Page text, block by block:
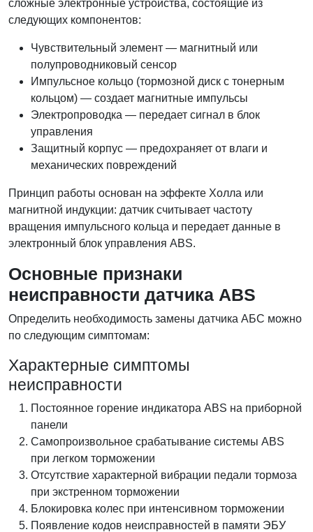
сложные электронные устройства, состоящие из
следующих компонентов:
Чувствительный элемент — магнитный или
полупроводниковый сенсор
Импульсное кольцо (тормозной диск с тонерным
кольцом) — создает магнитные импульсы
Электропроводка — передает сигнал в блок
управления
Защитный корпус — предохраняет от влаги и
механических повреждений
Принцип работы основан на эффекте Холла или
магнитной индукции: датчик считывает частоту
вращения импульсного кольца и передает данные в
электронный блок управления ABS.
Основные признаки
неисправности датчика ABS
Определить необходимость замены датчика АБС можно
по следующим симптомам:
Характерные симптомы
неисправности
Постоянное горение индикатора ABS на приборной
панели
Самопроизвольное срабатывание системы ABS
при легком торможении
Отсутствие характерной вибрации педали тормоза
при экстренном торможении
Блокировка колес при интенсивном торможении
Появление кодов неисправностей в памяти ЭБУ